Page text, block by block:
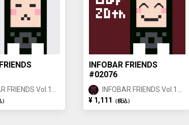
FRIENDS Vol.1
②
）
INFOBAR FRIENDS
#02076
INFOBAR FRIENDS Vol.1
ICHIMATSU ②
¥ 1,111 （税込）